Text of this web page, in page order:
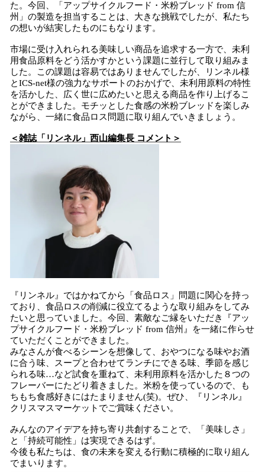
た。今回、「アップサイクルフード・米粉ブレッド from 信
州」の製造を担当することは、大きな挑戦でしたが、私たち
の想いが結実したものにもなります。
市場に受け入れられる美味しい商品を追求する一方で、未利
用食品原料をどう活かすかという課題に並行して取り組みま
した。この課題は容易ではありませんでしたが、リンネル様
とICS-net様の強力なサポートのおかげで、未利用原料の特性
を活かした、広く世に広めたいと思える商品を作り上げるこ
とができました。モチッとした食感の米粉ブレッドを楽しみ
ながら、一緒に食品ロス問題に取り組んでいきましょう。
＜雑誌「リンネル」西山編集長 コメント＞
『リンネル』ではかねてから「食品ロス」問題に関心を持っ
ており、食品ロスの削減に役立てるような取り組みをしてみ
たいと思っていました。今回、素敵なご縁をいただき『アッ
プサイクルフード・米粉ブレッド from 信州』を一緒に作らせ
ていただくことができました。
みなさんが食べるシーンを想像して、おやつになる味やお酒
に合う味、スープと合わせてランチにできる味、季節を感じ
られる味…など試食を重ねて、未利用原料を活かした８つの
フレーバーにたどり着きました。米粉を使っているので、も
ちもち食感好きにはたまりません(笑)。ぜひ、『リンネル』
クリスマスマーケットでご賞味ください。
みんなのアイデアを持ち寄り共創することで、「美味しさ」
と「持続可能性」は実現できるはず。
今後も私たちは、食の未来を変える行動に積極的に取り組ん
でまいります。